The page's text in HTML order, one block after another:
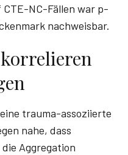
NC-Fällen war ­p-
nachweisbar.
korrelieren
trauma-assoziierte
nahe, dass
Aggregation